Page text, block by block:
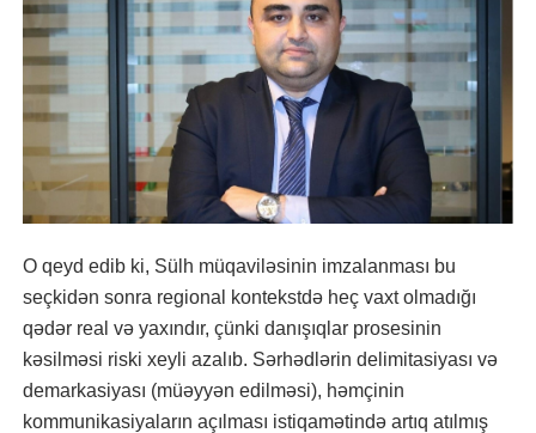
O qeyd edib ki, Sülh müqaviləsinin imzalanması bu
seçkidən sonra regional kontekstdə heç vaxt olmadığı
qədər real və yaxındır, çünki danışıqlar prosesinin
kəsilməsi riski xeyli azalıb. Sərhədlərin delimitasiyası və
demarkasiyası (müəyyən edilməsi), həmçinin
kommunikasiyaların açılması istiqamətində artıq atılmış